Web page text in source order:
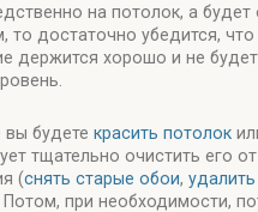
на потолок, а
то достаточно убедится, что
держится хорошо и не
вы будете красить потолок
тщательно очистить его
(снять старые обои,
Потом, при необходимости,